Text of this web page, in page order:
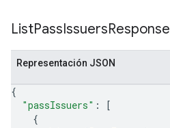
ListPassIssuersResponse
Representación JSON
{
"passIssuers" :
[
{